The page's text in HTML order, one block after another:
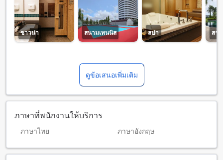
ซาวน่า สนามเทนนิส สปา สร
ดูข้อเสนอเพิ่มเติม
ภาษาที่พนักงานให้บริการ
ภาษาไทย ภาษาอังกฤษ